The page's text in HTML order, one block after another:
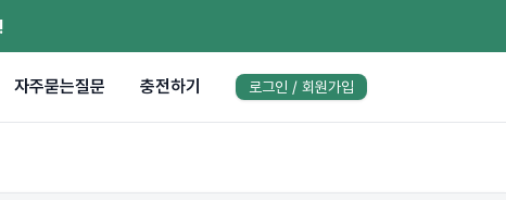
자주묻는질문 충전하기 로그인 / 회원가입